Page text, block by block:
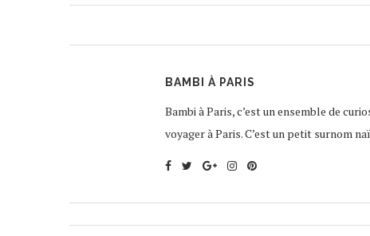
BAMBI À PARIS
Bambi à Paris, c’est un ensemble de
voyager à Paris. C’est un petit surnom